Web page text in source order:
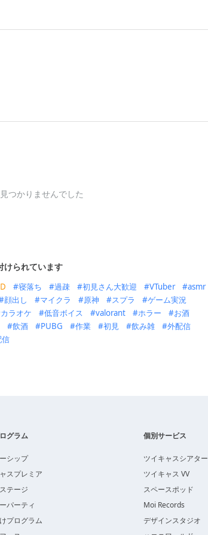
つかりませんでした
けられています
寝落ち 過疎 初見さん大歓迎 VTuber
asmr
顔出し マイクラ 原神 スプラ
ゲーム実況
カラオケ 低音ボイス valorant ホラー
お酒
飲酒 PUBG 作業 初見 飲み雑
外配信
信
グラム
シップ
スプレミア
テージ
パーティ
プログラム
個別サービス
ツイキャスシアター
ツイキャス VV
スペースポッド
Moi Records
デザインスタジオ